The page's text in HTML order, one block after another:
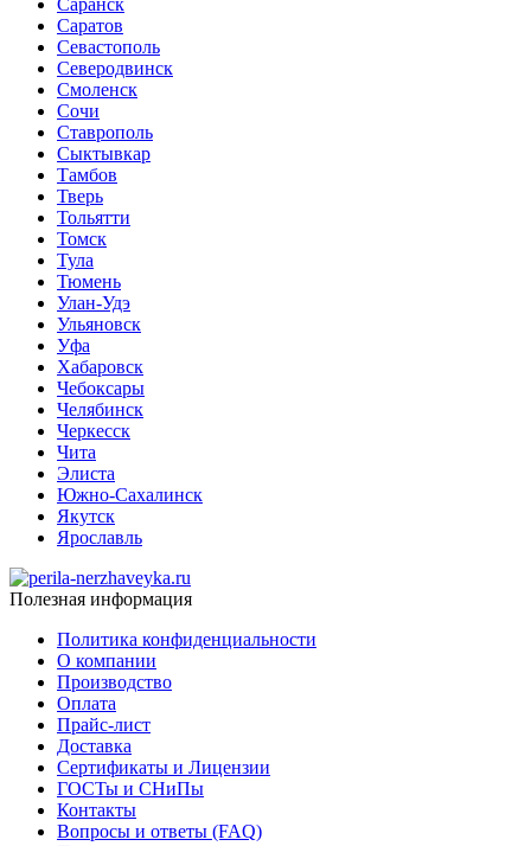
Саратов
Севастополь
Северодвинск
Смоленск
Сочи
Ставрополь
Сыктывкар
Тамбов
Тверь
Тольятти
Томск
Тула
Тюмень
Улан-Удэ
Ульяновск
Уфа
Хабаровск
Чебоксары
Челябинск
Черкесск
Чита
Элиста
Южно-Сахалинск
Якутск
Ярославль
Полезная информация
Политика конфиденциальности
О компании
Производство
Оплата
Прайс-лист
Доставка
Сертификаты и Лицензии
ГОСТы и СНиПы
Контакты
Вопросы и ответы (FAQ)